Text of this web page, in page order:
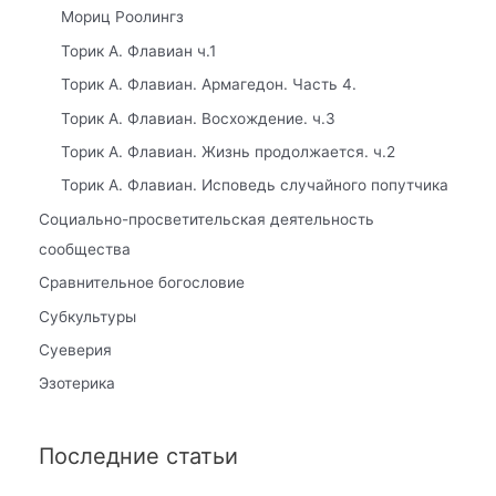
Мориц Роолингз
Торик А. Флавиан ч.1
Торик А. Флавиан. Армагедон. Часть 4.
Торик А. Флавиан. Восхождение. ч.3
Торик А. Флавиан. Жизнь продолжается. ч.2
Торик А. Флавиан. Исповедь случайного попутчика
Социально-просветительская деятельность
сообщества
Сравнительное богословие
Субкультуры
Суеверия
Эзотерика
Последние статьи